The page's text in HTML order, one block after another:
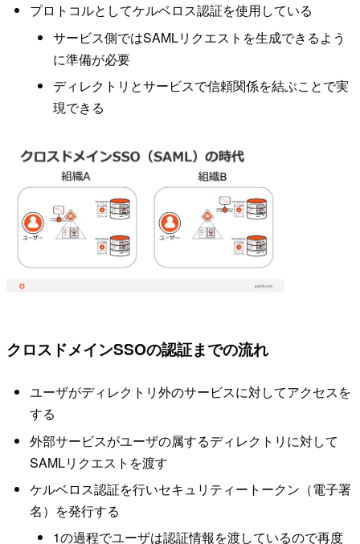
プロトコルとしてケルベロス認証を使用している
サービス側ではSAMLリクエストを生成できるよう
に準備が必要
ディレクトリとサービスで信頼関係を結ぶことで実
現できる
クロスドメインSSOの認証までの流れ
ユーザがディレクトリ外のサービスに対してアクセスを
する
外部サービスがユーザの属するディレクトリに対して
SAMLリクエストを渡す
ケルベロス認証を行いセキュリティートークン（電子署
名）を発行する
1の過程でユーザは認証情報を渡しているので再度